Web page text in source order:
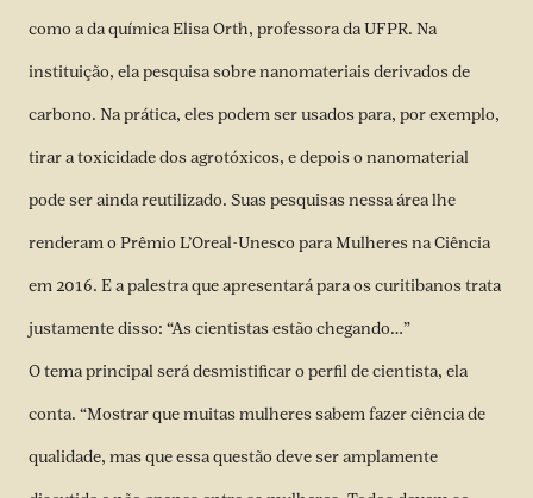
como a da química Elisa Orth, professora da UFPR. Na
instituição, ela pesquisa sobre nanomateriais derivados de
carbono. Na prática, eles podem ser usados para, por exemplo,
tirar a toxicidade dos agrotóxicos, e depois o nanomaterial
pode ser ainda reutilizado. Suas pesquisas nessa área lhe
renderam o Prêmio L’Oreal-Unesco para Mulheres na Ciência
em 2016. E a palestra que apresentará para os curitibanos trata
justamente disso: “As cientistas estão chegando…”
O tema principal será desmistificar o perfil de cientista, ela
conta. “Mostrar que muitas mulheres sabem fazer ciência de
qualidade, mas que essa questão deve ser amplamente